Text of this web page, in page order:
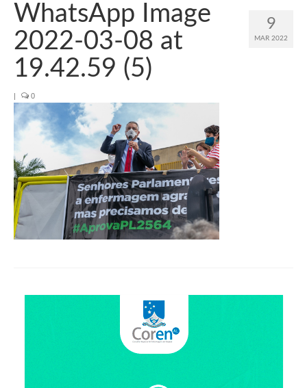
Sobre o Coren-AL
Missão, visão de futuro e valores
Organograma
Conselheiros e Diretoria
Câmaras Técnicas
Carta de Serviços ao Cidadão
Governança
Transparência e Prestação de Contas
Eleições Anteriores
9
MAR 2022
WhatsApp Image
2022-03-08 at
19.42.59 (5)
| 0